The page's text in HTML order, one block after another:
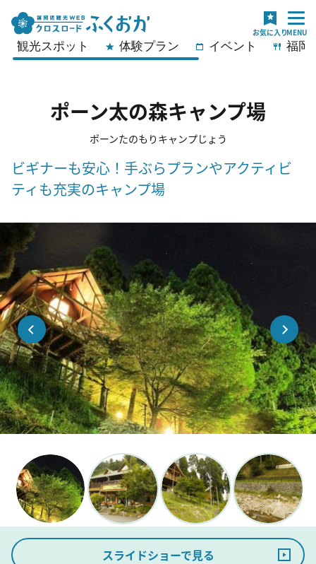
観光スポット 体験プラン イベント 福岡
ポーン太の森キャンプ場
ポーンたのもりキャンプじょう
ビギナーも安心！手ぶらプランやアクティビ
ティも充実のキャンプ場
スライドショーで見る